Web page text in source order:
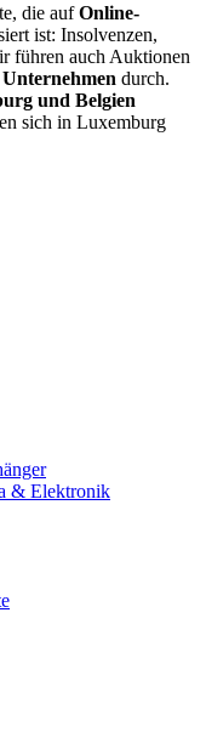
die aufOnline-
ist: Insolvenzen,
führen auch Auktionen
durch.
und Belgien
sich in Luxemburg
& Elektronik